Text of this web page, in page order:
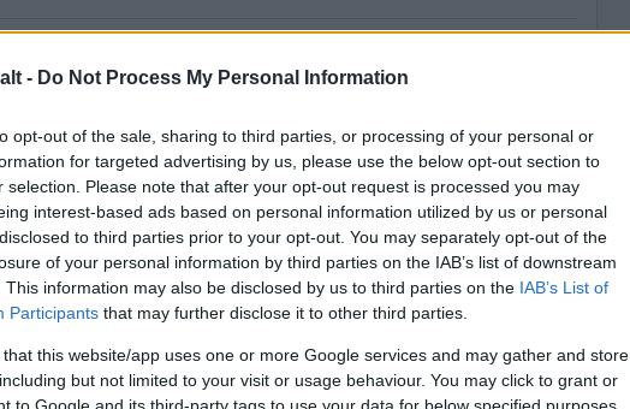
- Do Not Process My Personal Information
opt-out of the sale, sharing to third parties, or processing of your personal or
for targeted advertising by us, please use the below opt-out section to
selection. Please note that after your opt-out request is processed you may
interest-based ads based on personal information utilized by us or personal
to third parties prior to your opt-out. You may separately opt-out of the
of your personal information by third parties on the IAB’s list of downstream
This information may also be disclosed by us to third parties on the IAB’s List of
Participants that may further disclose it to other third parties.
that this website/app uses one or more Google services and may gather and store
but not limited to your visit or usage behaviour. You may click to grant or
to Google and its third-party tags to use your data for below specified purposes
eventuelle noter,
hvis det finnes.
for foretaket i alle
toll- og
NOK 25,00 Kjøp